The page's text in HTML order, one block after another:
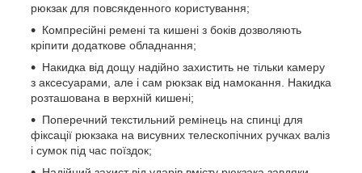
рюкзак для повсякденного користування;
Компресійні ремені та кишені з боків дозволяють
кріпити додаткове обладнання;
Накидка від дощу надійно захистить не тільки камеру
з аксесуарами, але і сам рюкзак від намокання. Накидка
розташована в верхній кишені;
Поперечний текстильний ремінець на спинці для
фіксації рюкзака на висувних телескопічних ручках валіз
і сумок під час поїздок;